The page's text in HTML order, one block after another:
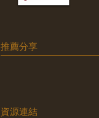
推薦分享
資源連結